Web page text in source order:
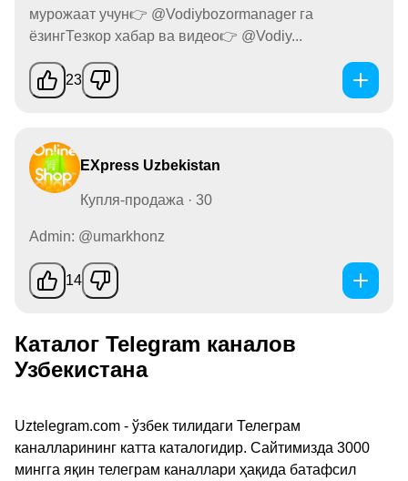
мурожаат учун👉 @Vodiybozormanager га
ёзингТезкор хабар ва видео👉 @Vodiy...
23
EXpress Uzbekistan
Купля-продажа · 30
Admin: @umarkhonz
14
Каталог Telegram каналов
Узбекистана
Uztelegram.com - ўзбек тилидаги Телеграм
каналларининг катта каталогидир. Сайтимизда 3000
мингга яқин телеграм каналлари ҳақида батафсил